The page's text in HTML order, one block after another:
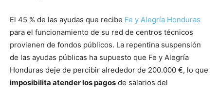
El 45 % de las ayudas que recibe Fe y Alegría Honduras
para el funcionamiento de su red de centros técnicos
provienen de fondos públicos. La repentina suspensión
de las ayudas públicas ha supuesto que Fe y Alegría
Honduras deje de percibir alrededor de 200.000 €, lo que
imposibilita atender los pagos de salarios del